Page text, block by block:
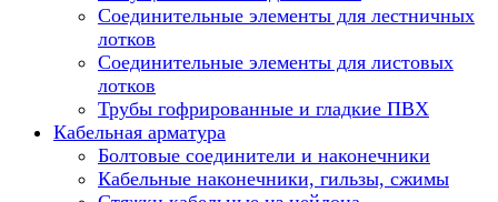
Соединительные элементы для лестничных
лотков
Соединительные элементы для листовых
лотков
Трубы гофрированные и гладкие ПВХ
Кабельная арматура
Болтовые соединители и наконечники
Кабельные наконечники, гильзы, сжимы